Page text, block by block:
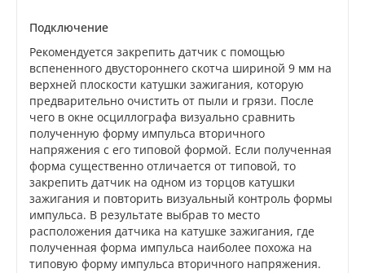
Подключение
Рекомендуется закрепить датчик с помощью
вспененного двустороннего скотча шириной 9 мм на
верхней плоскости катушки зажигания, которую
предварительно очистить от пыли и грязи. После
чего в окне осциллографа визуально сравнить
полученную форму импульса вторичного
напряжения с его типовой формой. Если полученная
форма существенно отличается от типовой, то
закрепить датчик на одном из торцов катушки
зажигания и повторить визуальный контроль формы
импульса. В результате выбрав то место
расположения датчика на катушке зажигания, где
полученная форма импульса наиболее похожа на
типовую форму импульса вторичного напряжения.